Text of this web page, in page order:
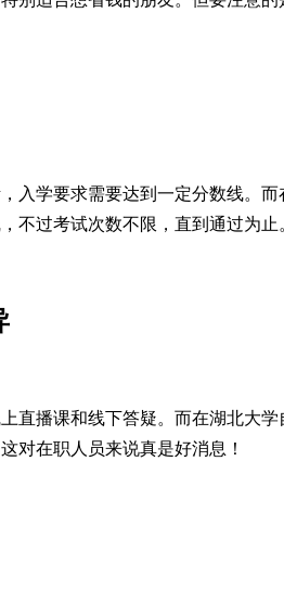
入学要求需要达到一定分数线。
不过考试次数不限，直到通过为止
直播课和线下答疑。而在湖北大
对在职人员来说真是好消息！